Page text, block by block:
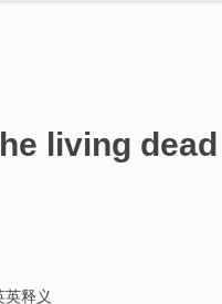
living dead
英释义